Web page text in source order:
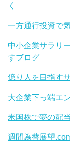
く
一方通行投資で
中小企業サラリ
すブログ
億り人を目指す
大企業下っ端エ
米国株で夢の配
週間為替展望